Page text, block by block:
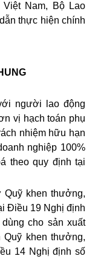
Nam, Bộ Lao
thực hiện chính
người lao động
vị hạch toán phụ
nhiệm hữu hạn
nghiệp 100%
theo quy định tại
khen thưởng,
Điều 19 Nghị định
cho sản xuất
khen thưởng,
14 Nghị định số